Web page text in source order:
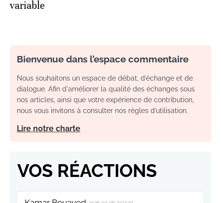
Bienvenue dans l’espace commentaire
nous vous invitons à consulter nos règles d’utilisation.
Lire notre charte
VOS RÉACTIONS
Pourquoi ne pas adopter un droit pour